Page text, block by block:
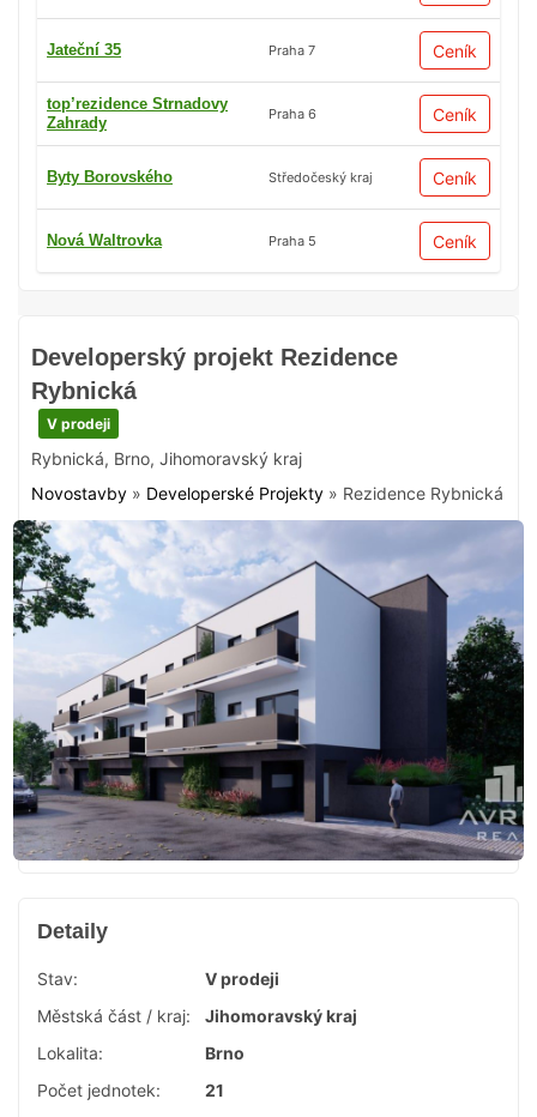
Developerský projekt Rezidence
Rybnická
V prodeji
Rybnická, Brno, Jihomoravský kraj
Novostavby » Developerské Projekty » Rezidence Rybnická
Jateční 35 Praha 7 Ceník
top’rezidence Strnadovy
Zahrady
Praha 6 Ceník
Byty Borovského Středočeský kraj Ceník
Nová Waltrovka Praha 5 Ceník
Detaily
Stav:
V prodeji
Městská část / kraj:
Jihomoravský kraj
Lokalita:
Brno
Počet jednotek:
21